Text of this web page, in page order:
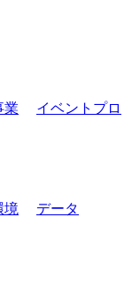
業
イベントプロ
境
データ